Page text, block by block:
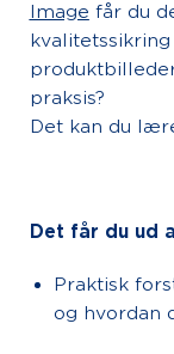
Image får du
praksis?
Det kan du
Det får du ud
Praktisk
og hvordan